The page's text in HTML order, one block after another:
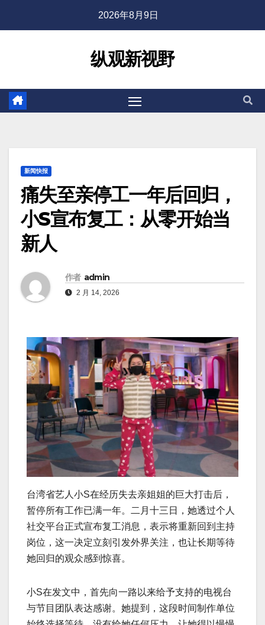
2026年8月9日
纵观新视野
新闻快报
痛失至亲停工一年后回归，
小S宣布复工：从零开始当
新人
作者 admin
2 月 14, 2026
台湾省艺人小S在经历失去亲姐姐的巨大打击后，
暂停所有工作已满一年。二月十三日，她透过个人
社交平台正式宣布复工消息，表示将重新回到主持
岗位，这一决定立刻引发外界关注，也让长期等待
她回归的观众感到惊喜。
小S在发文中，首先向一路以来给予支持的电视台
与节目团队表达感谢。她提到，这段时间制作单位